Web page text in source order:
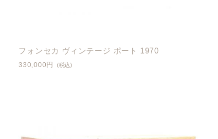
フォンセカ ヴィンテージ ポート 1970
330,000円 (税込)